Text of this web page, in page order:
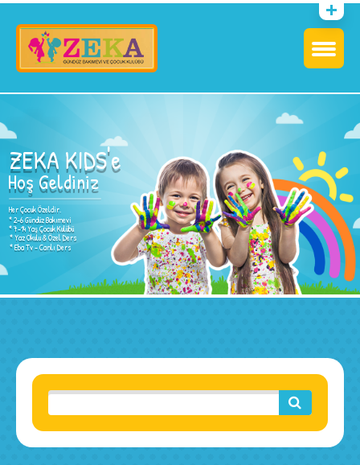
Hoş Geldiniz
ZEKA KIDS'e
Her Çocuk Özeldir.
* 2-6 Gündüz Bakımevi
* 7-14 Yaş Çocuk Kulübü
* Yaz Okulu & Özel Ders
* Eba Tv - Canlı Ders